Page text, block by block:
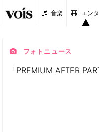
音楽 エン
フォトニュース
「PREMIUM AFTER